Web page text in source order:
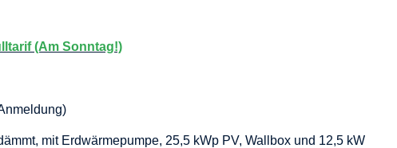
(Am Sonntag!)
mit Erdwärmepumpe, 25,5 kWp PV, Wallbox und 12,5 kW